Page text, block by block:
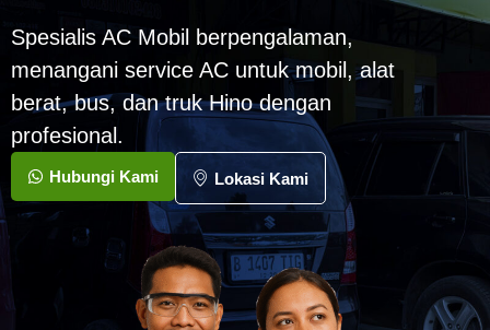
Spesialis AC Mobil berpengalaman,
menangani service AC untuk mobil, alat
berat, bus, dan truk Hino dengan
profesional.
Hubungi Kami Lokasi Kami